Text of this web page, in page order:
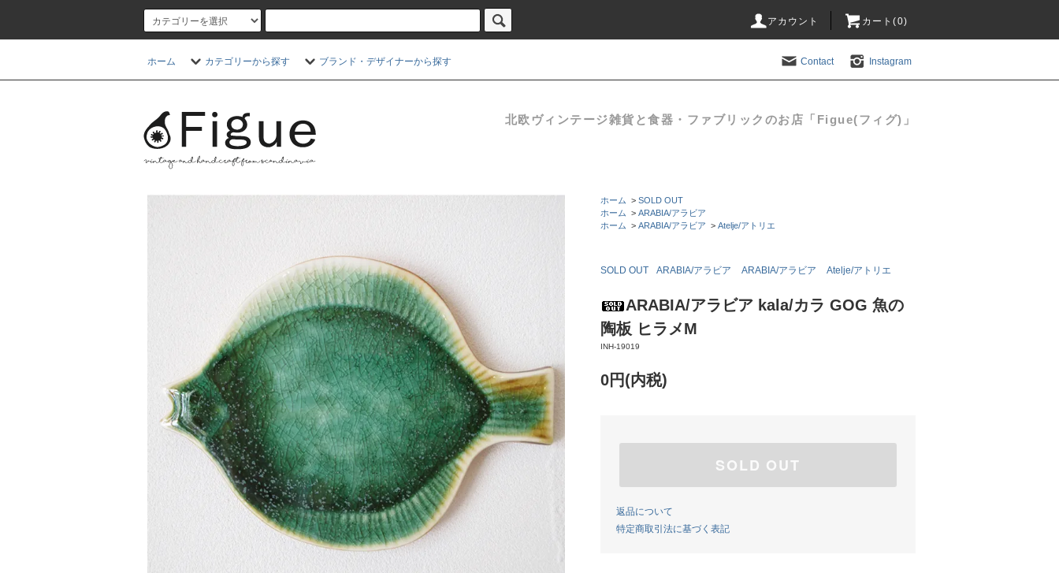
アカウント カート(0)
ホーム カテゴリーから探す ブランド・デザイナーから探す Contact Instagram
北欧ヴィンテージ雑貨と食器・ファブリックのお店「Figue(フィグ)」
ホーム > SOLD OUT
ホーム > ARABIA/アラビア
ホーム > ARABIA/アラビア > Atelje/アトリエ
SOLD OUT ARABIA/アラビア ARABIA/アラビア Atelje/アトリエ
ARABIA/アラビア kala/カラ GOG 魚の
陶板 ヒラメM
INH-19019
0円(内税)
SOLD OUT
返品について
特定商取引法に基づく表記